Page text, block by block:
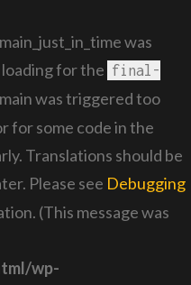
was
for the final-
was triggered too
for some code in the
Translations should be
Please see Debugging
(This message was
wp-